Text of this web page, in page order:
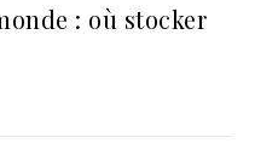
: où stocker